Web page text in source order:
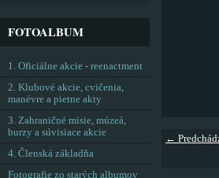
←
FOTOALBUM
1. Oficiálne akcie - reenactment
2. Klubové akcie, cvičenia,
manévre a pietne akty
3. Zahraničné misie, múzeá,
burzy a súvisiace akcie
4. Členská základňa
Fotografie zo starých albumov